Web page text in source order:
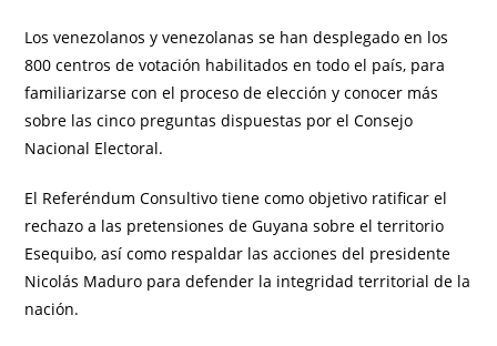
Los venezolanos y venezolanas se han desplegado en los
800 centros de votación habilitados en todo el país, para
familiarizarse con el proceso de elección y conocer más
sobre las cinco preguntas dispuestas por el Consejo
Nacional Electoral.
El Referéndum Consultivo tiene como objetivo ratificar el
rechazo a las pretensiones de Guyana sobre el territorio
Esequibo, así como respaldar las acciones del presidente
Nicolás Maduro para defender la integridad territorial de la
nación.